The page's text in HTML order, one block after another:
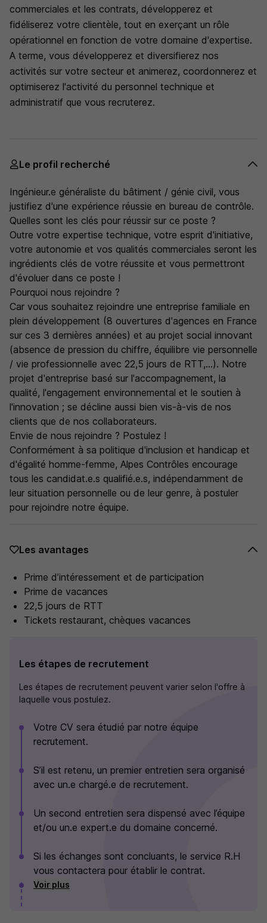
commerciales et les contrats, développerez et
fidéliserez votre clientèle, tout en exerçant un rôle
opérationnel en fonction de votre domaine d'expertise.
A terme, vous développerez et diversifierez nos
activités sur votre secteur et animerez, coordonnerez et
optimiserez l'activité du personnel technique et
administratif que vous recruterez.
Le profil recherché
Ingénieur.e généraliste du bâtiment / génie civil, vous
justifiez d'une expérience réussie en bureau de contrôle.
Quelles sont les clés pour réussir sur ce poste ?
Outre votre expertise technique, votre esprit d'initiative,
votre autonomie et vos qualités commerciales seront les
ingrédients clés de votre réussite et vous permettront
d'évoluer dans ce poste !
Pourquoi nous rejoindre ?
Car vous souhaitez rejoindre une entreprise familiale en
plein développement (8 ouvertures d'agences en France
sur ces 3 dernières années) et au projet social innovant
(absence de pression du chiffre, équilibre vie personnelle
/ vie professionnelle avec 22,5 jours de RTT,...). Notre
projet d'entreprise basé sur l'accompagnement, la
qualité, l'engagement environnemental et le soutien à
l'innovation ; se décline aussi bien vis-à-vis de nos
clients que de nos collaborateurs.
Envie de nous rejoindre ? Postulez !
Conformément à sa politique d'inclusion et handicap et
d'égalité homme-femme, Alpes Contrôles encourage
tous les candidat.e.s qualifié.e.s, indépendamment de
leur situation personnelle ou de leur genre, à postuler
pour rejoindre notre équipe.
Les avantages
Prime d’intéressement et de participation
Prime de vacances
22,5 jours de RTT
Tickets restaurant, chèques vacances
Les étapes de recrutement
Les étapes de recrutement peuvent varier selon l'offre à
laquelle vous postulez.
Votre CV sera étudié par notre équipe
recrutement.
S’il est retenu, un premier entretien sera organisé
avec un.e chargé.e de recrutement.
Un second entretien sera dispensé avec l’équipe
et/ou un.e expert.e du domaine concerné.
Si les échanges sont concluants, le service R.H
vous contactera pour établir le contrat.
Voir plus